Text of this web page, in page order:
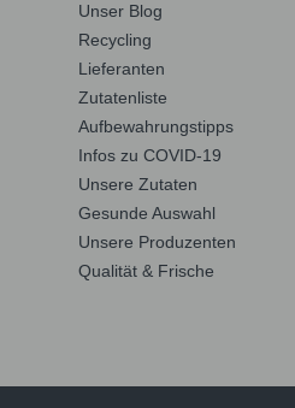
Unser Blog
Recycling
Lieferanten
Zutatenliste
Aufbewahrungstipps
Infos zu COVID-19
Unsere Zutaten
Gesunde Auswahl
Unsere Produzenten
Qualität & Frische